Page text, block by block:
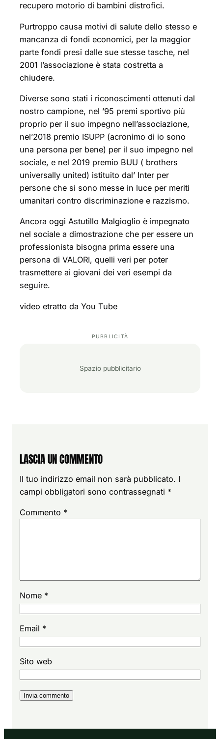
recupero motorio di bambini distrofici.
Purtroppo causa motivi di salute dello stesso e
mancanza di fondi economici, per la maggior
parte fondi presi dalle sue stesse tasche, nel
2001 l’associazione è stata costretta a
chiudere.
Diverse sono stati i riconoscimenti ottenuti dal
nostro campione, nel ’95 premi sportivo più
proprio per il suo impegno nell’associazione,
nel’2018 premio ISUPP (acronimo di io sono
una persona per bene) per il suo impegno nel
sociale, e nel 2019 premio BUU ( brothers
universally united) istituito dal’ Inter per
persone che si sono messe in luce per meriti
umanitari contro discriminazione e razzismo.
Ancora oggi Astutillo Malgioglio è impegnato
nel sociale a dimostrazione che per essere un
professionista bisogna prima essere una
persona di VALORI, quelli veri per poter
trasmettere ai giovani dei veri esempi da
seguire.
video etratto da You Tube
Spazio pubblicitario
LASCIA UN COMMENTO
Il tuo indirizzo email non sarà pubblicato. I
campi obbligatori sono contrassegnati *
Commento *
Nome *
Email *
Sito web